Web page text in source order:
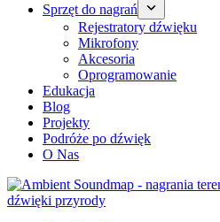
Sprzęt do nagrań
Rejestratory dźwięku
Mikrofony
Akcesoria
Oprogramowanie
Edukacja
Blog
Projekty
Podróże po dźwięk
O Nas